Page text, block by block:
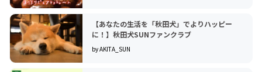
【あなたの生活を「秋田犬」でよりハッピー
に！】秋田犬SUNファンクラブ
by AKITA_SUN